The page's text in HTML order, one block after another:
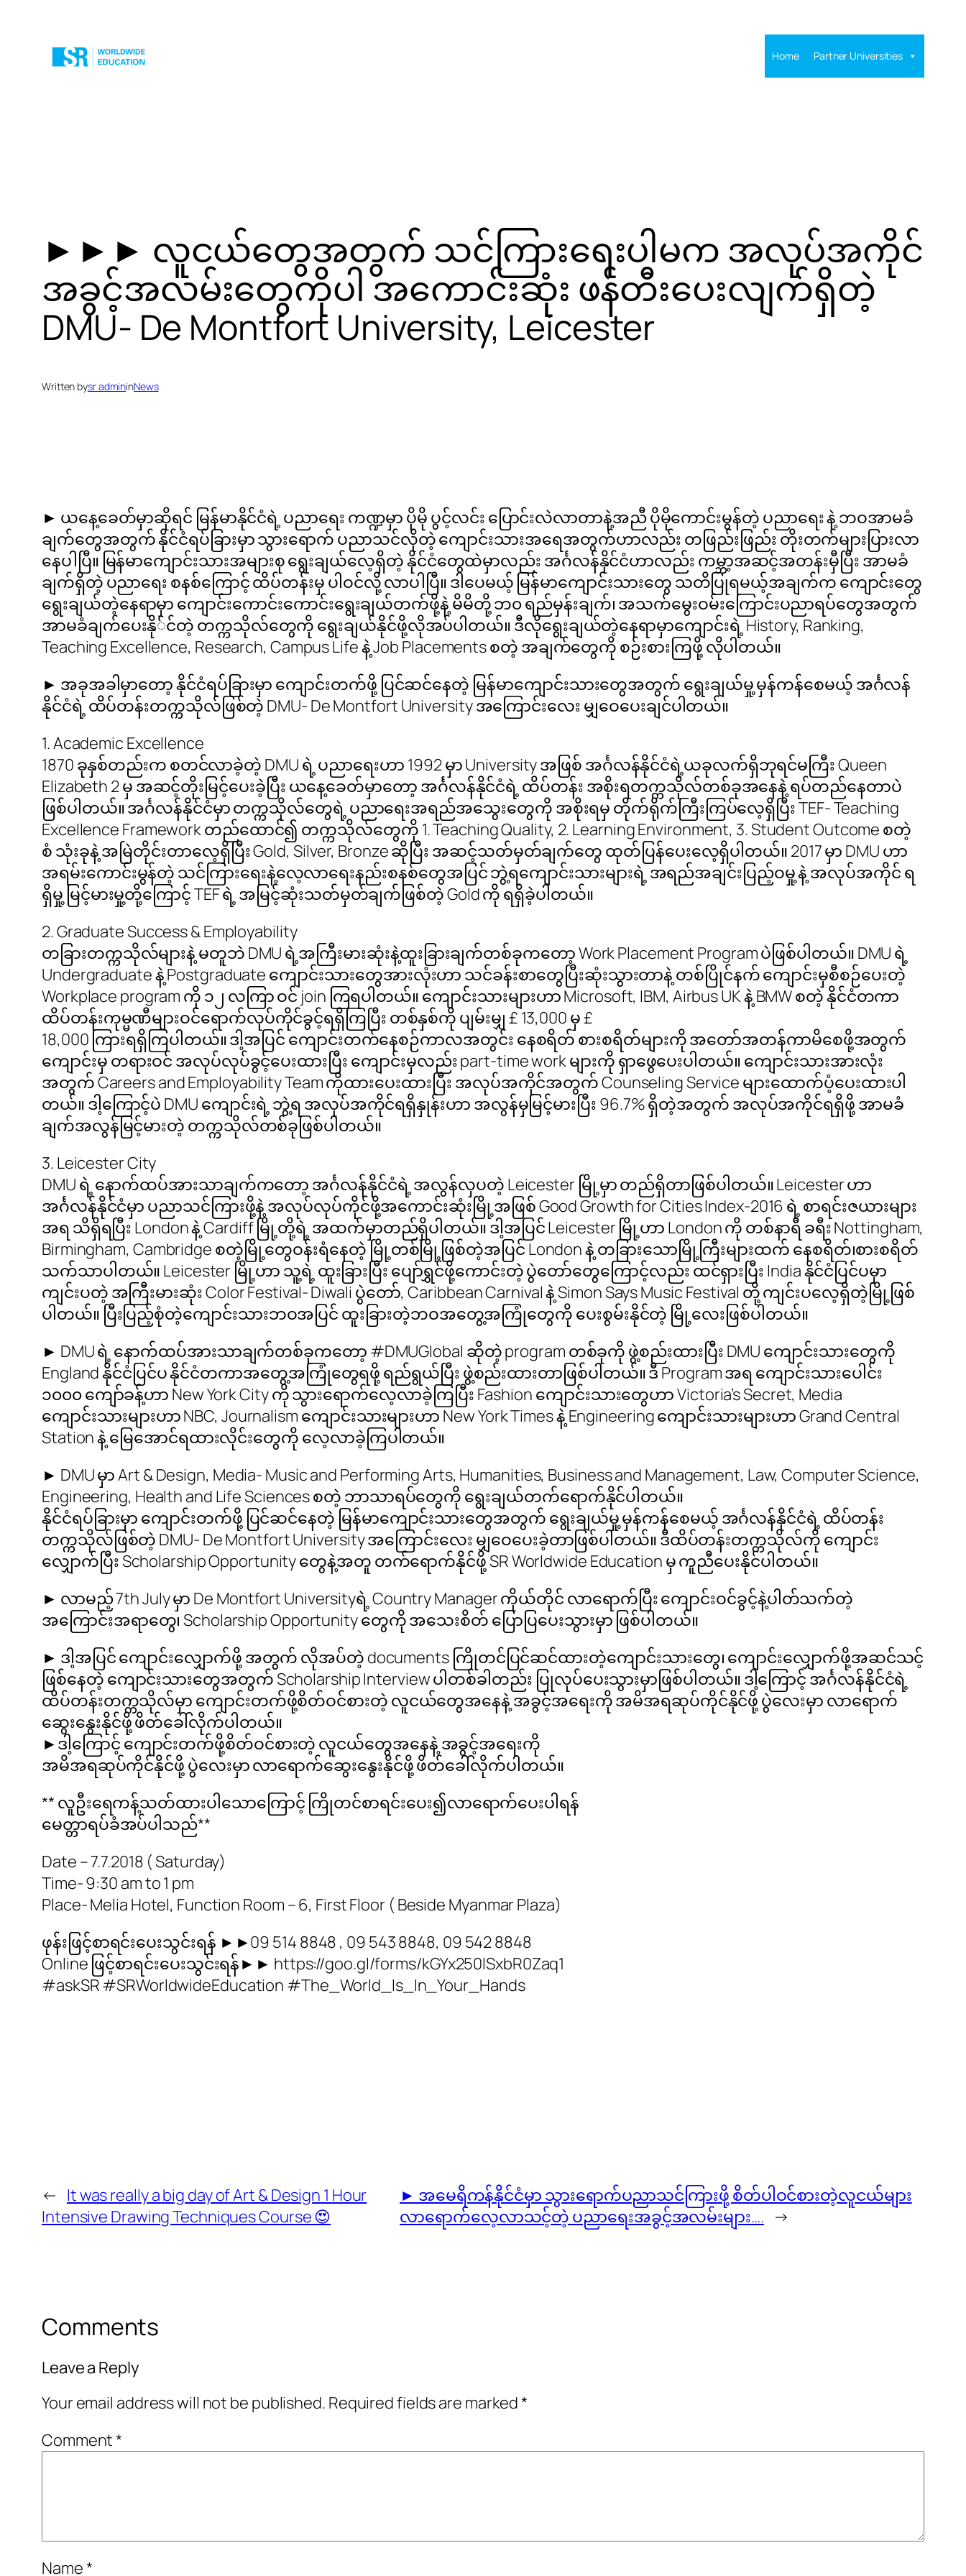
content
Home Partner Universities
►►► လူငယ်တွေအတွက် သင်ကြားရေးပါမက အလုပ်အကိုင်
အခွင့်အလမ်းတွေကိုပါ အကောင်းဆုံး ဖန်တီးပေးလျက်ရှိတဲ့
DMU- De Montfort University, Leicester
Written bysr admininNews
► ယနေ့ခေတ်မှာဆိုရင် မြန်မာနိုင်ငံရဲ့ ပညာရေး ကဏ္ဍမှာ ပိုမို ပွင့်လင်း ပြောင်းလဲလာတာနဲ့အညီ ပိုမိုကောင်းမွန်တဲ့ ပညာရေး နဲ့ ဘဝအာမခံ
ချက်တွေအတွက် နိုင်ငံရပ်ခြားမှာ သွားရောက် ပညာသင်လိုတဲ့ ကျောင်းသားအရေအတွက်ဟာလည်း တဖြည်းဖြည်း တိုးတက်များပြားလာ
နေပါပြီ။ မြန်မာကျောင်းသားအများစု ရွေးချယ်လေ့ရှိတဲ့ နိုင်ငံတွေထဲမှာလည်း အင်္ဂလန်နိုင်ငံဟာလည်း ကမ္ဘာ့အဆင့်အတန်းမှီပြီး အာမခံ
ချက်ရှိတဲ့ ပညာရေး စနစ်ကြောင့် ထိပ်တန်းမှ ပါဝင်လို့ လာပါပြီ။ ဒါပေမယ့် မြန်မာကျောင်းသားတွေ သတိပြုရမယ့်အချက်က ကျောင်းတွေ
ရွေးချယ်တဲ့နေရာမှာ ကျောင်းကောင်းကောင်းရွေးချယ်တက်ဖို့နဲ့ မိမိတို့ ဘ၀ ရည်မှန်းချက်၊ အသက်မွေးဝမ်းကြောင်းပညာရပ်တွေအတွက်
အာမခံချက်ပေးနို်င်တဲ့ တက္ကသိုလ်တွေကို ရွေးချယ်နိုင်ဖို့လိုအပ်ပါတယ်။ ဒီလိုရွေးချယ်တဲ့နေရာမှာကျောင်းရဲ့ History, Ranking,
Teaching Excellence, Research, Campus Life နဲ့ Job Placements စတဲ့ အချက်တွေကို စဉ်းစားကြဖို့ လိုပါတယ်။
► အခုအခါမှာတော့ နိုင်ငံရပ်ခြားမှာ ကျောင်းတက်ဖို့ ပြင်ဆင်နေတဲ့ မြန်မာကျောင်းသားတွေအတွက် ရွေးချယ်မှု့ မှန်ကန်စေမယ့် အင်္ဂလန်
နိုင်ငံရဲ့ ထိပ်တန်းတက္ကသိုလ်ဖြစ်တဲ့ DMU- De Montfort University အကြောင်းလေး မျှဝေပေးချင်ပါတယ်။
1. Academic Excellence
1870 ခုနှစ်တည်းက စတင်လာခဲ့တဲ့ DMU ရဲ့ ပညာရေးဟာ 1992 မှာ University အဖြစ် အင်္ဂလန်နိုင်ငံရဲ့ယခုလက်ရှိဘုရင်မကြီး Queen
Elizabeth 2 မှ အဆင့်တိုးမြင့်ပေးခဲ့ပြီး ယနေ့ခေတ်မှာတော့ အင်္ဂလန်နိုင်ငံရဲ့ ထိပ်တန်း အစိုးရတက္ကသိုလ်တစ်ခုအနေနဲ့ ရပ်တည်နေတာပဲ
ဖြစ်ပါတယ်။ အင်္ဂလန်နိုင်ငံမှာ တက္ကသိုလ်တွေရဲ့ ပညာရေးအရည်အသွေးတွေကို အစိုးရမှ တိုက်ရိုက်ကြီးကြပ်လေ့ရှိပြီး TEF- Teaching
Excellence Framework တည်ထောင်၍ တက္ကသိုလ်တွေကို 1. Teaching Quality, 2. Learning Environment, 3. Student Outcome စတဲ့
စံ သုံးခုနဲ့ အမြဲတိုင်းတာလေ့ရှိပြီး Gold, Silver, Bronze ဆိုပြီး အဆင့်သတ်မှတ်ချက်တွေ ထုတ်ပြန်ပေးလေ့ရှိပါတယ်။ 2017 မှာ DMU ဟာ
အရမ်းကောင်းမွန်တဲ့ သင်ကြားရေးနဲ့လေ့လာရေးနည်းစနစ်တွေအပြင် ဘွဲ့ရကျောင်းသားများရဲ့ အရည်အချင်းပြည့်ဝမှု့ နဲ့ အလုပ်အကိုင် ရ
ရှိမှု့ မြင့်မားမှု့တို့ကြောင့် TEF ရဲ့ အမြင့်ဆုံးသတ်မှတ်ချက်ဖြစ်တဲ့ Gold ကို ရရှိခဲ့ပါတယ်။
2. Graduate Success & Employability
တခြားတက္ကသိုလ်များနဲ့ မတူဘဲ DMU ရဲ့အကြီးမားဆုံးနဲ့ထူးခြားချက်တစ်ခုကတော့ Work Placement Program ပဲဖြစ်ပါတယ်။ DMU ရဲ့
Undergraduate နဲ့ Postgraduate ကျောင်းသားတွေအားလုံးဟာ သင်ခန်းစာတွေပြီးဆုံးသွားတာနဲ့ တစ်ပြိုင်နက် ကျောင်းမှစီစဉ်ပေးတဲ့
Workplace program ကို ၁၂ လကြာ ဝင် join ကြရပါတယ်။ ကျောင်းသားများဟာ Microsoft, IBM, Airbus UK နဲ့ BMW စတဲ့ နိုင်ငံတကာ
ထိပ်တန်းကုမ္မဏီများဝင်ရောက်လုပ်ကိုင်ခွင့်ရရှိကြပြီး တစ်နှစ်ကို ပျမ်းမျှ £ 13,000 မှ £
18,000 ကြားရရှိကြပါတယ်။ ဒါ့အပြင် ကျောင်းတက်နေစဉ်ကာလအတွင်း နေစရိတ် စားစရိတ်များကို အတော်အတန်ကာမိစေဖို့အတွက်
ကျောင်းမှ တရားဝင် အလုပ်လုပ်ခွင့်ပေးထားပြီး ကျောင်းမှလည်း part-time work များကို ရှာဖွေပေးပါတယ်။ ကျောင်းသားအားလုံး
အတွက် Careers and Employability Team ကိုထားပေးထားပြီး အလုပ်အကိုင်အတွက် Counseling Service များထောက်ပံ့ပေးထားပါ
တယ်။ ဒါ့ကြောင့်ပဲ DMU ကျောင်းရဲ့ ဘွဲ့ရ အလုပ်အကိုင်ရရှိနှုန်းဟာ အလွန်မှမြင့်မားပြီး 96.7% ရှိတဲ့အတွက် အလုပ်အကိုင်ရရှိဖို့ အာမခံ
ချက်အလွန်မြင့်မားတဲ့ တက္ကသိုလ်တစ်ခုဖြစ်ပါတယ်။
3. Leicester City
DMU ရဲ့ နောက်ထပ်အားသာချက်ကတော့ အင်္ဂလန်နိုင်ငံရဲ့ အလွန်လှပတဲ့ Leicester မြို့မှာ တည်ရှိတာဖြစ်ပါတယ်။ Leicester ဟာ
အင်္ဂလန်နိုင်ငံမှာ ပညာသင်ကြားဖို့နဲ့ အလုပ်လုပ်ကိုင်ဖို့အကောင်းဆုံးမြို့အဖြစ် Good Growth for Cities Index-2016 ရဲ့ စာရင်းဇယားများ
အရ သိရှိရပြီး London နဲ့ Cardiff မြို့တို့ရဲ့ အထက်မှာတည်ရှိပါတယ်။ ဒါ့အပြင် Leicester မြို့ဟာ London ကို တစ်နာရီ ခရီး Nottingham,
Birmingham, Cambridge စတဲ့မြို့တွေဝန်းရံနေတဲ့ မြို့တစ်မြို့ဖြစ်တဲ့အပြင် London နဲ့ တခြားသောမြို့ကြီးများထက် နေစရိတ်၊စားစရိတ်
သက်သာပါတယ်။ Leicester မြို့ဟာ သူ့ရဲ့ ထူးခြားပြီး ပျော်ရွှင်ဖို့ကောင်းတဲ့ ပွဲတော်တွေကြောင့်လည်း ထင်ရှားပြီး India နိုင်ငံပြင်ပမှာ
ကျင်းပတဲ့ အကြီးမားဆုံး Color Festival- Diwali ပွဲတော်, Caribbean Carnival နဲ့ Simon Says Music Festival တို့ ကျင်းပလေ့ရှိတဲ့မြို့ဖြစ်
ပါတယ်။ ပြီးပြည့်စုံတဲ့ကျောင်းသားဘဝအပြင် ထူးခြားတဲ့ဘဝအတွေ့အကြုံတွေကို ပေးစွမ်းနိုင်တဲ့ မြို့လေးဖြစ်ပါတယ်။
► DMU ရဲ့ နောက်ထပ်အားသာချက်တစ်ခုကတော့ #DMUGlobal ဆိုတဲ့ program တစ်ခုကို ဖွဲ့စည်းထားပြီး DMU ကျောင်းသားတွေကို
England နိုင်ငံပြင်ပ နိုင်ငံတကာအတွေ့အကြုံတွေရဖို့ ရည်ရွယ်ပြီး ဖွဲ့စည်းထားတာဖြစ်ပါတယ်။ ဒီ Program အရ ကျောင်းသားပေါင်း
၁၀၀၀ ကျော်ခန့်ဟာ New York City ကို သွားရောက်လေ့လာခဲ့ကြပြီး Fashion ကျောင်းသားတွေဟာ Victoria’s Secret, Media
ကျောင်းသားများဟာ NBC, Journalism ကျောင်းသားများဟာ New York Times နဲ့ Engineering ကျောင်းသားများဟာ Grand Central
Station နဲ့ မြေအောင်ရထားလိုင်းတွေကို လေ့လာခဲ့ကြပါတယ်။
► DMU မှာ Art & Design, Media- Music and Performing Arts, Humanities, Business and Management, Law, Computer Science,
Engineering, Health and Life Sciences စတဲ့ ဘာသာရပ်တွေကို ရွေးချယ်တက်ရောက်နိုင်ပါတယ်။
နိုင်ငံရပ်ခြားမှာ ကျောင်းတက်ဖို့ ပြင်ဆင်နေတဲ့ မြန်မာကျောင်းသားတွေအတွက် ရွေးချယ်မှု့ မှန်ကန်စေမယ့် အင်္ဂလန်နိုင်ငံရဲ့ ထိပ်တန်း
တက္ကသိုလ်ဖြစ်တဲ့ DMU- De Montfort University အကြောင်းလေး မျှဝေပေးခဲ့တာဖြစ်ပါတယ်။ ဒီထိပ်တန်းတက္ကသိုလ်ကို ကျောင်း
လျှောက်ပြီး Scholarship Opportunity တွေနဲ့အတူ တက်ရောက်နိုင်ဖို့ SR Worldwide Education မှ ကူညီပေးနိုင်ပါတယ်။
► လာမည့် 7th July မှာ De Montfort Universityရဲ့ Country Manager ကိုယ်တိုင် လာရောက်ပြီး ကျောင်းဝင်ခွင့်နဲ့ပါတ်သက်တဲ့
အကြောင်းအရာတွေ၊ Scholarship Opportunity တွေကို အသေးစိတ် ပြောပြပေးသွားမှာ ဖြစ်ပါတယ်။
► ဒါ့အပြင် ကျောင်းလျှောက်ဖို့ အတွက် လိုအပ်တဲ့ documents ကြိုတင်ပြင်ဆင်ထားတဲ့ကျောင်းသားတွေ၊ ကျောင်းလျှောက်ဖို့အဆင်သင့်
ဖြစ်နေတဲ့ ကျောင်းသားတွေအတွက် Scholarship Interview ပါတစ်ခါတည်း ပြုလုပ်ပေးသွားမှာဖြစ်ပါတယ်။ ဒါ့ကြောင့် အင်္ဂလန်နိုင်ငံရဲ့
ထိပ်တန်းတက္ကသိုလ်မှာ ကျောင်းတက်ဖို့စိတ်ဝင်စားတဲ့ လူငယ်တွေအနေနဲ့ အခွင့်အရေးကို အမိအရဆုပ်ကိုင်နိုင်ဖို့ ပွဲလေးမှာ လာရောက်
ဆွေးနွေးနိုင်ဖို့ ဖိတ်ခေါ်လိုက်ပါတယ်။
►ဒါ့ကြောင့် ကျောင်းတက်ဖို့စိတ်ဝင်စားတဲ့ လူငယ်တွေအနေနဲ့ အခွင့်အရေးကို
အမိအရဆုပ်ကိုင်နိုင်ဖို့ ပွဲလေးမှာ လာရောက်ဆွေးနွေးနိုင်ဖို့ ဖိတ်ခေါ်လိုက်ပါတယ်။
** လူဦးရေကန့်သတ်ထားပါသောကြောင့် ကြိုတင်စာရင်းပေး၍လာရောက်ပေးပါရန်
မေတ္တာရပ်ခံအပ်ပါသည်**
Date – 7.7.2018 ( Saturday)
Time- 9:30 am to 1 pm
Place- Melia Hotel, Function Room – 6, First Floor ( Beside Myanmar Plaza)
ဖုန်းဖြင့်စာရင်းပေးသွင်းရန် ►►09 514 8848 , 09 543 8848, 09 542 8848
Online ဖြင့်စာရင်းပေးသွင်းရန်►► https://goo.gl/forms/kGYx250lSxbR0Zaq1
#askSR #SRWorldwideEducation #The_World_Is_In_Your_Hands
← It was really a big day of Art & Design 1 Hour
Intensive Drawing Techniques Course 😍
► အမေရိကန်နိုင်ငံမှာ သွားရောက်ပညာသင်ကြားဖို့ စိတ်ပါဝင်စားတဲ့လူငယ်များ
လာရောက်လေ့လာသင့်တဲ့ ပညာရေးအခွင့်အလမ်းများ…. →
Comments
Leave a Reply
Your email address will not be published. Required fields are marked*
Comment*
Name*